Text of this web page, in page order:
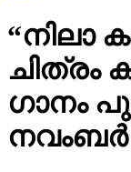
“നിലാ
ചിത്രം
ഗാനം
നവംബർ